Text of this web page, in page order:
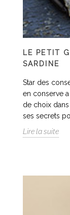
LE PETIT
SARDINE
Star des
en conserve
de choix
ses secrets
Lire la suite